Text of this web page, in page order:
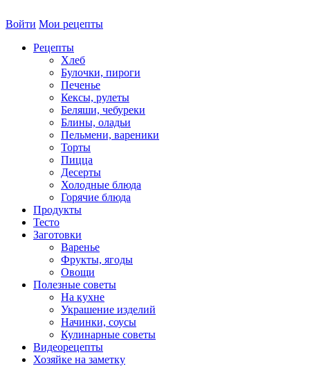
Войти Мои рецепты
Рецепты
Хлеб
Булочки, пироги
Печенье
Кексы, рулеты
Беляши, чебуреки
Блины, оладьи
Пельмени, вареники
Торты
Пицца
Десерты
Холодные блюда
Горячие блюда
Продукты
Тесто
Заготовки
Варенье
Фрукты, ягоды
Овощи
Полезные советы
На кухне
Украшение изделий
Начинки, соусы
Кулинарные советы
Видеорецепты
Хозяйке на заметку